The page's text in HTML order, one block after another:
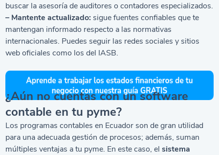
buscar la asesoría de auditores o contadores especializados.
– Mantente actualizado: sigue fuentes confiables que te
mantengan informado respecto a las normativas
internacionales. Puedes seguir las redes sociales y sitios
web oficiales como los del IASB.
¿Aún no cuentas con un software
contable en tu pyme?
Los programas contables en Ecuador son de gran utilidad
para una adecuada gestión de procesos; además, suman
múltiples ventajas a tu pyme. En este caso, el sistema